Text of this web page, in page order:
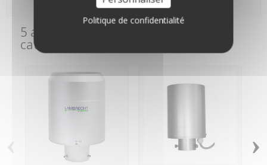
5 autres produits de la même
catégorie :
›
Politique de confidentialité